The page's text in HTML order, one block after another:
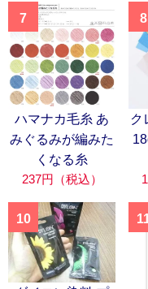
7
ハマナカ毛糸 あ
みぐるみが編みた
くなる糸
237円（税込）
8
ク
10